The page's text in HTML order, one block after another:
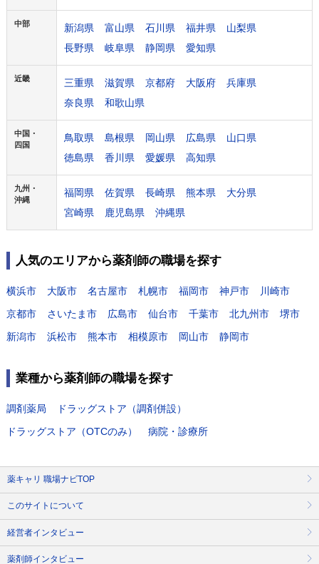
中部 新潟県 富山県 石川県 福井県
山梨県
長野県
岐阜県 静岡県 愛知県
近畿 三重県 滋賀県 京都府 大阪府
兵庫県
奈良県
和歌山県
中国・
四国
鳥取県 島根県 岡山県 広島県
山口県
徳島県
香川県 愛媛県 高知県
九州・
沖縄
福岡県 佐賀県 長崎県 熊本県
大分県
宮崎県
鹿児島県 沖縄県
人気のエリアから薬剤師の職場を探す
横浜市 大阪市 名古屋市 札幌市 福岡市 神戸市
川崎市
京都市
さいたま市 広島市 仙台市 千葉市 北九州市
堺市
新潟市
浜松市 熊本市 相模原市 岡山市 静岡市
業種から薬剤師の職場を探す
調剤薬局
ドラッグストア（調剤併設）
ドラッグストア（OTCのみ）
病院・診療所
薬キャリ 職場ナビTOP
このサイトについて
経営者インタビュー
薬剤師インタビュー